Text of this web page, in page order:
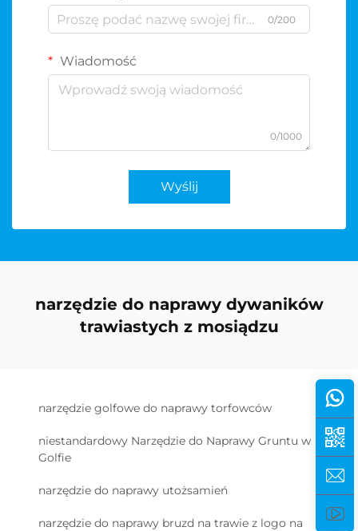
0/200
Wiadomość
0/1000
Wyślij
narzędzie do naprawy dywaników
trawiastych z mosiądzu
narzędzie golfowe do naprawy torfowców
niestandardowy Narzędzie do Naprawy Gruntu w
Golfie
narzędzie do naprawy utożsamień
narzędzie do naprawy bruzd na trawie z logo na